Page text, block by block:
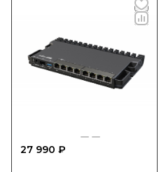
27 990 ₽